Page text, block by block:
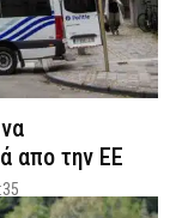
απο την ΕΕ